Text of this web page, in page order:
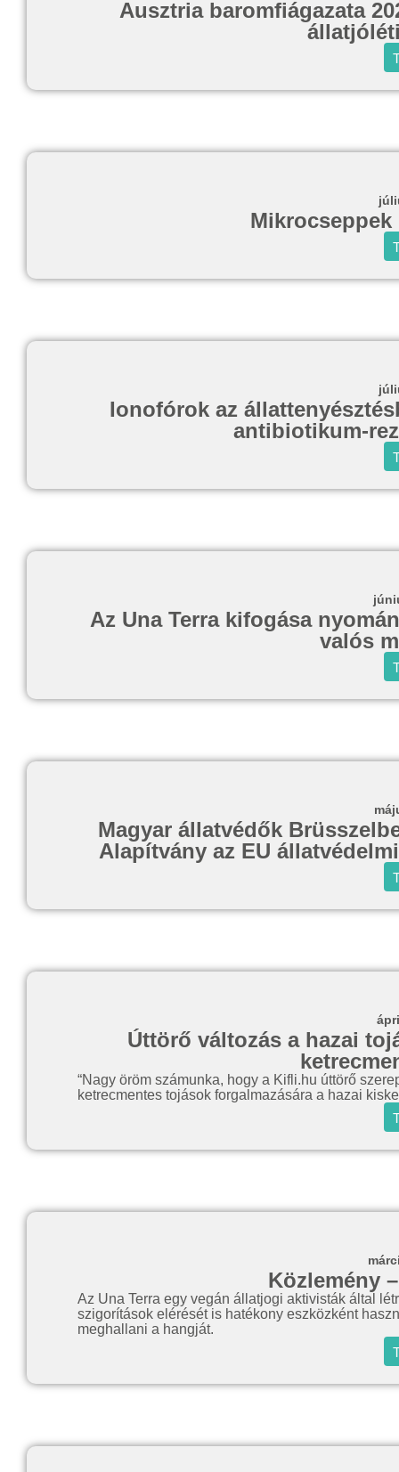
Ausztria baromfiágazata
Mikrocseppek
Ionofórok az
antibiotikum-
Az Una Terra kifogása
valós
Magyar állatvédők
Alapítvány az EU
Úttörő változás a hazai
“Nagy öröm számunka, hogy a Kifli.hu úttörő
ketrecmentes tojások forgalmazására a hazai
Közlemény
Az Una Terra egy vegán állatjogi aktivisták által
szigorítások elérését is hatékony eszközként
meghallani a hangját.